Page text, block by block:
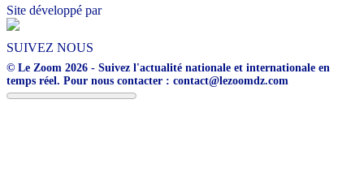
Site développé par
SUIVEZ NOUS
© Le Zoom 2026 - Suivez l'actualité nationale et internationale en
temps réel. Pour nous contacter : contact@lezoomdz.com